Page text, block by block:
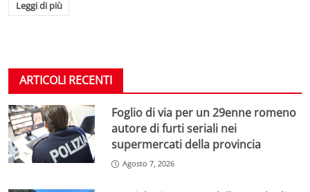
Leggi di più
ARTICOLI RECENTI
Foglio di via per un 29enne romeno
autore di furti seriali nei
supermercati della provincia
Agosto 7, 2026